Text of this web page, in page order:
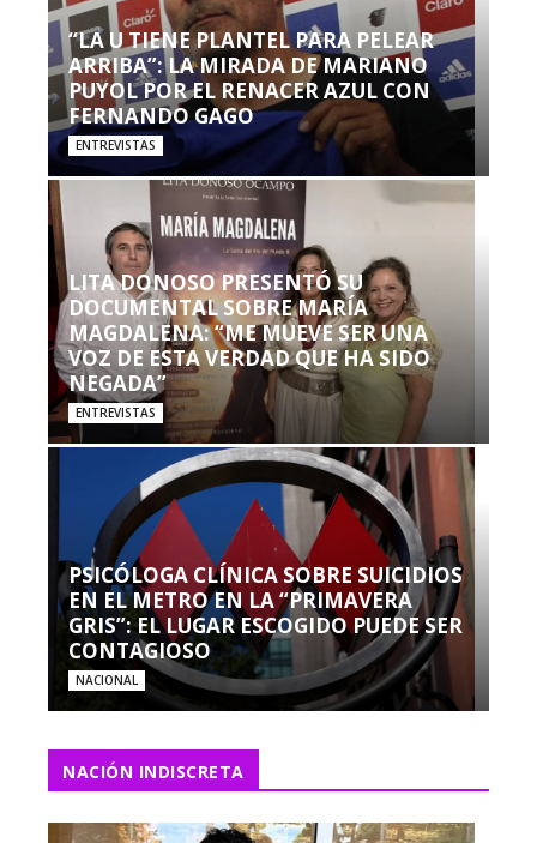
“LA U TIENE PLANTEL PARA PELEAR
ARRIBA”: LA MIRADA DE MARIANO
PUYOL POR EL RENACER AZUL CON
FERNANDO GAGO
ENTREVISTAS
LITA DONOSO PRESENTÓ SU
DOCUMENTAL SOBRE MARÍA
MAGDALENA: “ME MUEVE SER UNA
VOZ DE ESTA VERDAD QUE HA SIDO
NEGADA”
ENTREVISTAS
PSICÓLOGA CLÍNICA SOBRE SUICIDIOS
EN EL METRO EN LA “PRIMAVERA
GRIS”: EL LUGAR ESCOGIDO PUEDE SER
CONTAGIOSO
NACIONAL
NACIÓN INDISCRETA